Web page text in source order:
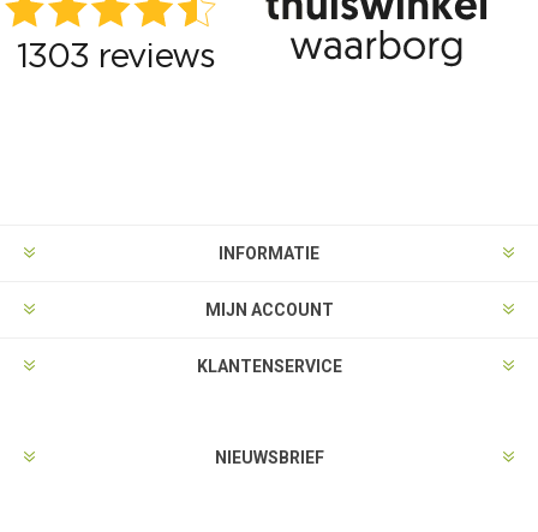
INFORMATIE
MIJN ACCOUNT
KLANTENSERVICE
NIEUWSBRIEF